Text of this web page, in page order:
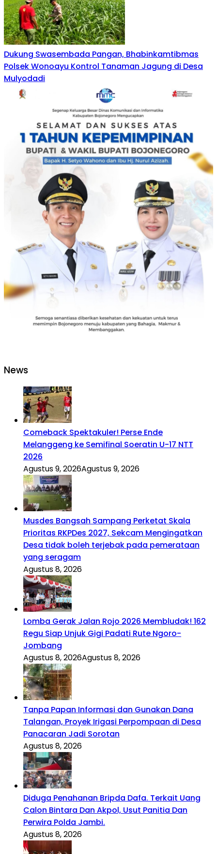
Dukung Swasembada Pangan, Bhabinkamtibmas
Polsek Wonoayu Kontrol Tanaman Jagung di Desa
Mulyodadi
News
Comeback Spektakuler! Perse Ende
Melanggeng ke Semifinal Soeratin U-17 NTT
2026
Agustus 9, 2026Agustus 9, 2026
Musdes Bangsah Sampang Perketat Skala
Prioritas RKPDes 2027, Sekcam Mengingatkan
Desa tidak boleh terjebak pada pemerataan
yang seragam
Agustus 8, 2026
Lomba Gerak Jalan Rojo 2026 Membludak! 162
Regu Siap Unjuk Gigi Padati Rute Ngoro-
Jombang
Agustus 8, 2026Agustus 8, 2026
Tanpa Papan Informasi dan Gunakan Dana
Talangan, Proyek Irigasi Perpompaan di Desa
Panacaran Jadi Sorotan
Agustus 8, 2026
Diduga Penahanan Bripda Dafa. Terkait Uang
Calon Bintara Dan Akpol, Usut Panitia Dan
Perwira Polda Jambi.
Agustus 8, 2026